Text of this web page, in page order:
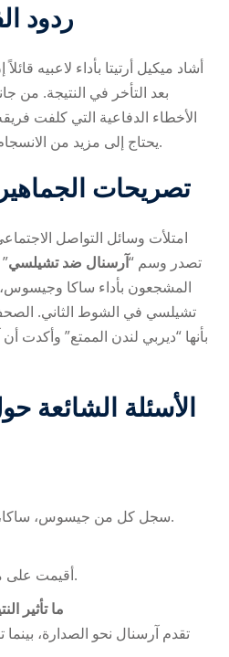
ردود
أشاد ميكيل أرتيتا بأداء لاعبيه
بعد التأخر في النتيجة. من
الأخطاء الدفاعية التي كلفت
يحتاج إلى مزيد من الانسجام لتحقيق الاستقرار المطلوب.
تصريحات
امتلأت وسائل التواصل
تصدر وسم “آرسنال ضد تشيلسي
المشجعون بأداء ساكا وجيسوس،
تشيلسي في الشوط الثاني.
بأنها “ديربي لندن الممتع” وأكدت
الأسئلة الشائعة
سجل كل من جيسوس، ساكا، وتروسارد الأهداف الثلاثة.
أقيمت على ملعب “الإمارات” في لندن.
ما تأثير
تقدم آرسنال نحو الصدارة،